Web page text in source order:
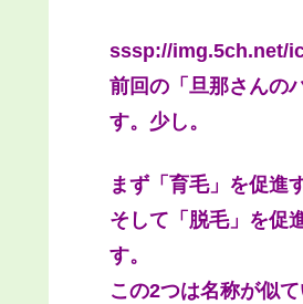
sssp://img.5ch.net/
前回の「旦那さんの
す。少し。
まず「育毛」を促進
そして「脱毛」を促
す。
この2つは名称が似